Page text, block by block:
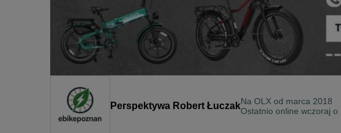
Perspektywa Robert ŁuczakNa OLX od marca 2018
Ostatnio online wczoraj o